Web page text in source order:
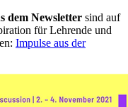
dem Newsletter sind auf
für Lehrende und
Impulse aus der